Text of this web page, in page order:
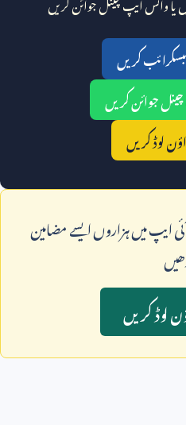
کریں
جوائن کریں
لوڈ کریں
ايپ ميں ہزاروں ايسے مضامين
لوڈ کريں